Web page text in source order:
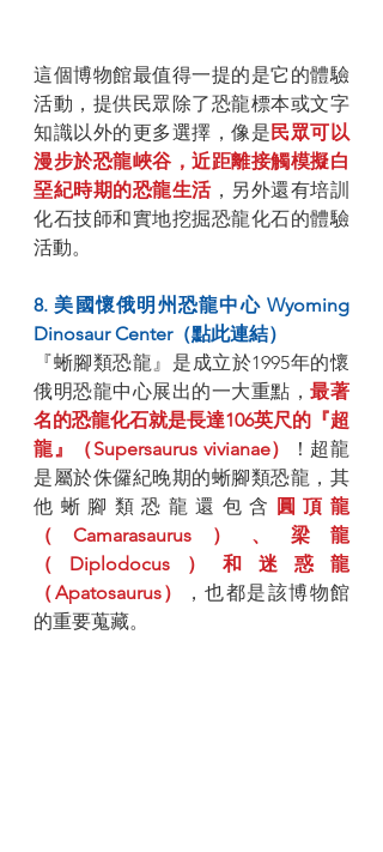
這個博物館最值得一提的是它的體驗
活動，提供民眾除了恐龍標本或文字
知識以外的更多選擇，像是民眾可以
漫步於恐龍峽谷，近距離接觸模擬白
堊紀時期的恐龍生活，另外還有培訓
化石技師和實地挖掘恐龍化石的體驗
活動。
8. 美國懷俄明州恐龍中心 Wyoming
Dinosaur Center（點此連結）
『蜥腳類恐龍』是成立於1995年的懷
俄明恐龍中心展出的一大重點，最著
名的恐龍化石就是長達106英尺的『超
龍』（Supersaurus vivianae）
！超龍
是屬於侏儸紀晚期的蜥腳類恐龍，其
他蜥腳類恐龍還包含 圓頂龍
（Camarasaurus）、梁龍
（Diplodocus）和迷惑龍
（Apatosaurus）
，也都是該博物館
的重要蒐藏。